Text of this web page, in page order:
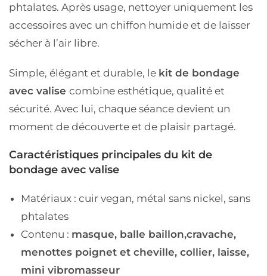
phtalates. Après usage, nettoyer uniquement les
accessoires avec un chiffon humide et de laisser
sécher à l’air libre.
Simple, élégant et durable, le kit de bondage
avec valise combine esthétique, qualité et
sécurité. Avec lui, chaque séance devient un
moment de découverte et de plaisir partagé.
Caractéristiques principales du kit de
bondage avec valise
Matériaux : cuir vegan, métal sans nickel, sans
phtalates
Contenu : masque, balle baillon,cravache,
menottes poignet et cheville, collier, laisse,
mini vibromasseur